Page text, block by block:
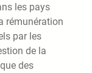
les pays
rémunération
par les
de la
des